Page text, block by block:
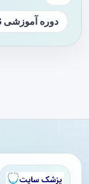
دوره آموزشی ATLS